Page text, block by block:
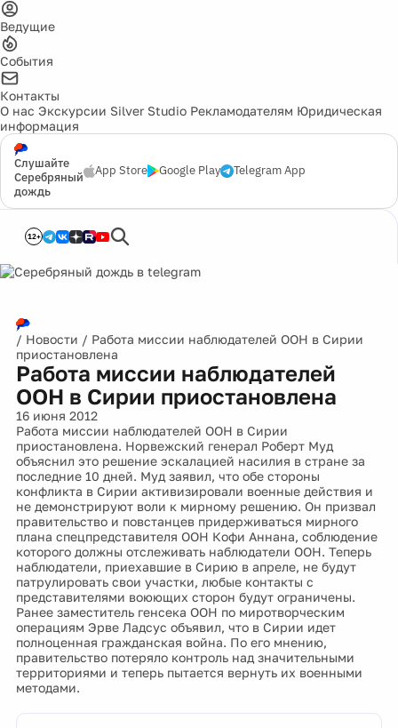
Ведущие
События
Контакты
О нас Экскурсии Silver Studio Рекламодателям Юридическая
информация
Слушайте
Серебряный
дождь
App Store Google Play Telegram App
12+
/ Новости / Работа миссии наблюдателей ООН в Сирии
приостановлена
Работа миссии наблюдателей
ООН в Сирии приостановлена
16 июня 2012
Работа миссии наблюдателей ООН в Сирии
приостановлена. Норвежский генерал Роберт Муд
объяснил это решение эскалацией насилия в стране за
последние 10 дней. Муд заявил, что обе стороны
конфликта в Сирии активизировали военные действия и
не демонстрируют воли к мирному решению. Он призвал
правительство и повстанцев придерживаться мирного
плана спецпредставителя ООН Кофи Аннана, соблюдение
которого должны отслеживать наблюдатели ООН. Теперь
наблюдатели, приехавшие в Сирию в апреле, не будут
патрулировать свои участки, любые контакты с
представителями воюющих сторон будут ограничены.
Ранее заместитель генсека ООН по миротворческим
операциям Эрве Ладсус объявил, что в Сирии идет
полноценная гражданская война. По его мнению,
правительство потеряло контроль над значительными
территориями и теперь пытается вернуть их военными
методами.